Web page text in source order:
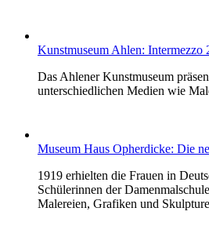
Kunstmuseum Ahlen: Intermezzo
Das Ahlener Kunstmuseum
unterschiedlichen Medien wie
Museum Haus Opherdicke: Die
1919 erhielten die Frauen in
Schülerinnen der
Malereien, Grafiken und